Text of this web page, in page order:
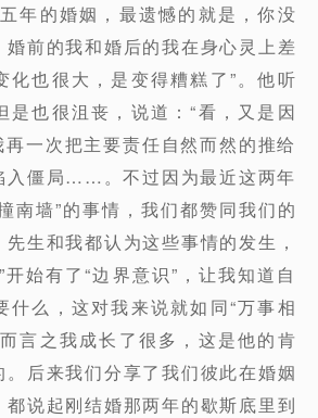
年的婚姻，最遗憾的就是，你没
前的我和婚后的我在身心灵上差
化也很大，是变得糟糕了”。他听
是也很沮丧，说道：“看，又是因
一次把主要责任自然而然的推给
入僵局……。不过因为最近这两年
南墙”的事情，我们都赞同我们的
生和我都认为这些事情的发生，
始有了“边界意识”，让我知道自
什么，这对我来说就如同“万事相
言之我成长了很多，这是他的肯
后来我们分享了我们彼此在婚姻
说起刚结婚那两年的歇斯底里到